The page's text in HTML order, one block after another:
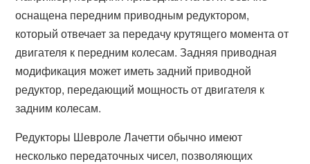
оснащена передним приводным редуктором,
который отвечает за передачу крутящего момента от
двигателя к передним колесам. Задняя приводная
модификация может иметь задний приводной
редуктор, передающий мощность от двигателя к
задним колесам.
Редукторы Шевроле Лачетти обычно имеют
несколько передаточных чисел, позволяющих